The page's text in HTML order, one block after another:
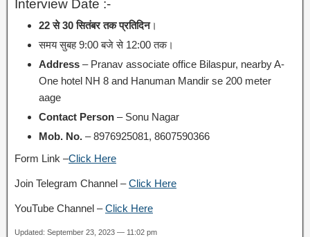
Interview Date :-
22 से 30 सितंबर तक प्रतिदिन।
समय सुबह 9:00 बजे से 12:00 तक।
Address – Pranav associate office Bilaspur, nearby A-
One hotel NH 8 and Hanuman Mandir se 200 meter
aage
Contact Person – Sonu Nagar
Mob. No. – 8976925081, 8607590366
Form Link –Click Here
Join Telegram Channel –Click Here
YouTube Channel –Click Here
Updated: September 23, 2023 — 11:02 pm